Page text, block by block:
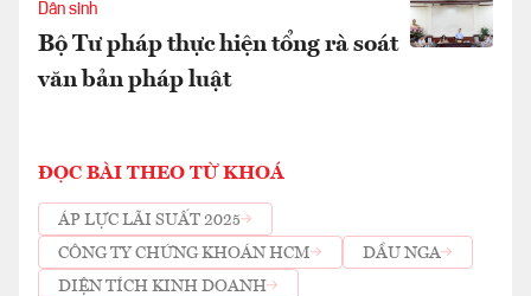
Dân sinh
Bộ Tư pháp thực hiện tổng rà soát
văn bản pháp luật
ĐỌC BÀI THEO TỪ KHOÁ
ÁP LỰC LÃI SUẤT 2025
CÔNG TY CHỨNG KHOÁN HCM
DẦU NGA
DIỆN TÍCH KINH DOANH